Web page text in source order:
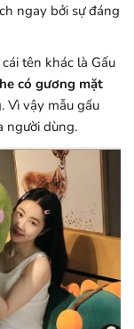
ngay bởi sự đáng
tên khác là Gấu
có gương mặt
Vì vậy mẫu gấu
người dùng.